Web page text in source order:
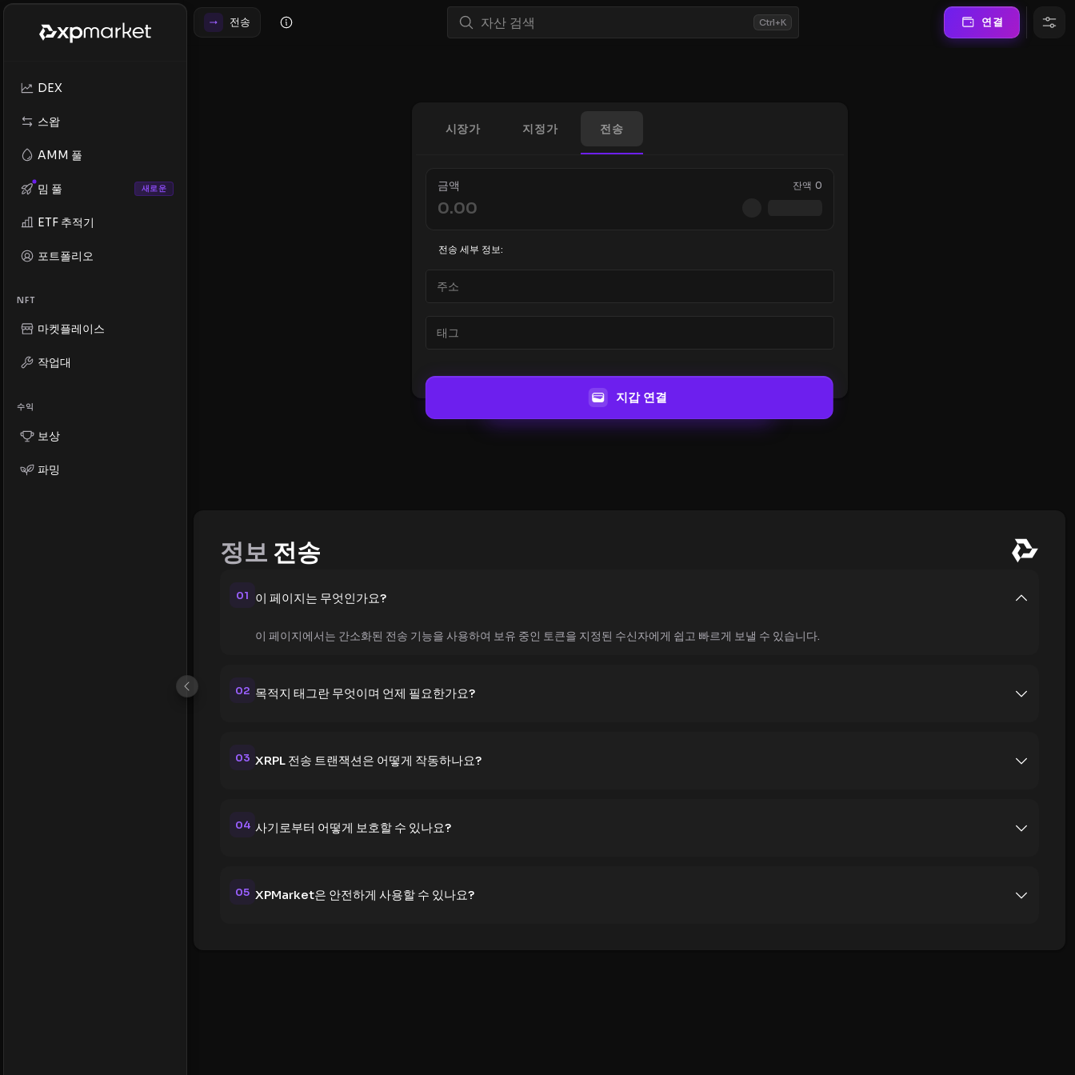
DEX
스왑
AMM 풀
밈 풀 새로운
ETF 추적기
포트폴리오
NFT
마켓플레이스
작업대
수익
보상
파밍
전송 Ctrl+K 연결
시장가 지정가 전송
금액 잔액 0
전송 세부 정보:
지갑 연결
정보 전송
01 이 페이지는 무엇인가요?
이 페이지에서는 간소화된 전송 기능을 사용하여 보유 중인 토큰을 지정된 수신자에게 쉽고 빠르게 보낼 수 있습니다.
02 목적지 태그란 무엇이며 언제 필요한가요?
03 XRPL 전송 트랜잭션은 어떻게 작동하나요?
04 사기로부터 어떻게 보호할 수 있나요?
05 XPMarket은 안전하게 사용할 수 있나요?